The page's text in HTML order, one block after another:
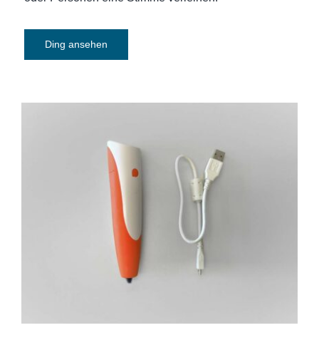
Ding ansehen
tiptoi-Stift mit Aufnahmefunktion (und
Aufladefunktion)